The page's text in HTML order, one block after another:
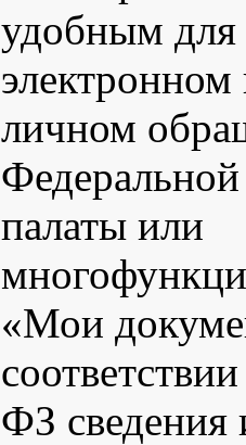
удобным для
личном
палаты или
«Мои
ФЗ